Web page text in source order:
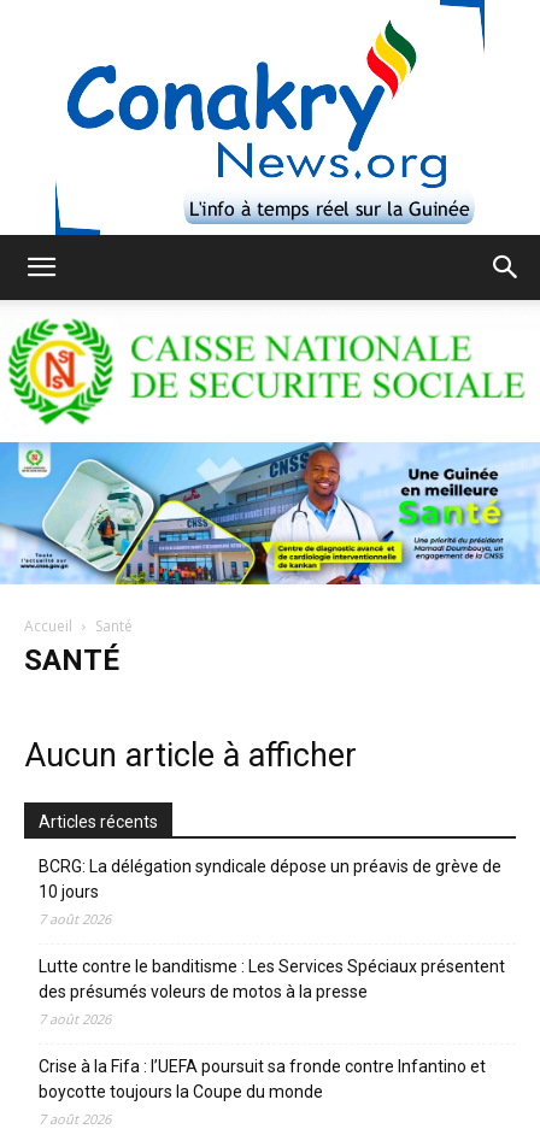
Accueil Santé
SANTÉ
Aucun article à afficher
Articles récents
BCRG: La délégation syndicale dépose un préavis de grève de
10 jours
7 août 2026
Lutte contre le banditisme : Les Services Spéciaux présentent
des présumés voleurs de motos à la presse
7 août 2026
Crise à la Fifa : l’UEFA poursuit sa fronde contre Infantino et
boycotte toujours la Coupe du monde
7 août 2026